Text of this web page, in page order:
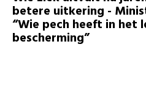
betere uitkering -
“Wie pech heeft in het
bescherming”